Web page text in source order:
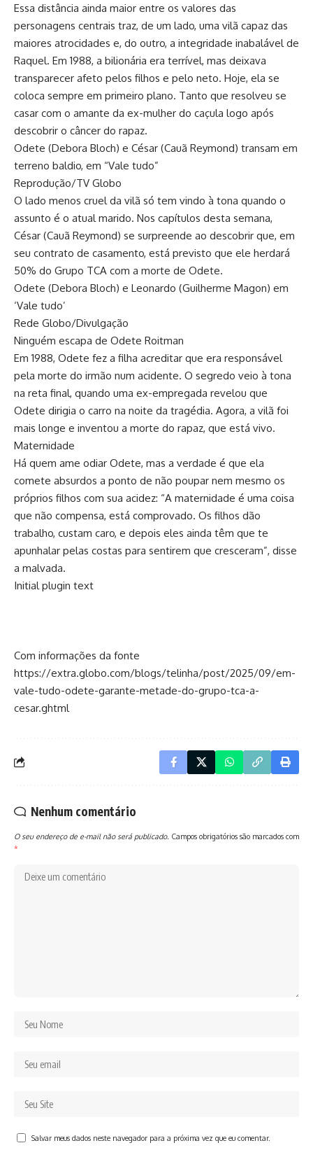
Essa distância ainda maior entre os valores das
personagens centrais traz, de um lado, uma vilã capaz das
maiores atrocidades e, do outro, a integridade inabalável de
Raquel. Em 1988, a bilionária era terrível, mas deixava
transparecer afeto pelos filhos e pelo neto. Hoje, ela se
coloca sempre em primeiro plano. Tanto que resolveu se
casar com o amante da ex-mulher do caçula logo após
descobrir o câncer do rapaz.
Odete (Debora Bloch) e César (Cauã Reymond) transam em
terreno baldio, em “Vale tudo”
Reprodução/TV Globo
O lado menos cruel da vilã só tem vindo à tona quando o
assunto é o atual marido. Nos capítulos desta semana,
César (Cauã Reymond) se surpreende ao descobrir que, em
seu contrato de casamento, está previsto que ele herdará
50% do Grupo TCA com a morte de Odete.
Odete (Debora Bloch) e Leonardo (Guilherme Magon) em
‘Vale tudo’
Rede Globo/Divulgação
Ninguém escapa de Odete Roitman
Em 1988, Odete fez a filha acreditar que era responsável
pela morte do irmão num acidente. O segredo veio à tona
na reta final, quando uma ex-empregada revelou que
Odete dirigia o carro na noite da tragédia. Agora, a vilã foi
mais longe e inventou a morte do rapaz, que está vivo.
Maternidade
Há quem ame odiar Odete, mas a verdade é que ela
comete absurdos a ponto de não poupar nem mesmo os
próprios filhos com sua acidez: “A maternidade é uma coisa
que não compensa, está comprovado. Os filhos dão
trabalho, custam caro, e depois eles ainda têm que te
apunhalar pelas costas para sentirem que cresceram”, disse
a malvada.
Initial plugin text
Com informações da fonte
https://extra.globo.com/blogs/telinha/post/2025/09/em-
vale-tudo-odete-garante-metade-do-grupo-tca-a-
cesar.ghtml
Nenhum comentário
O seu endereço de e-mail não será publicado. Campos obrigatórios são marcados com
*
Salvar meus dados neste navegador para a próxima vez que eu comentar.